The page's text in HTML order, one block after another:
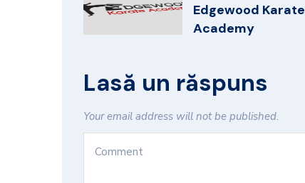
Edgewood Karate
Academy
Lasă un răspuns
Your email address will not be published.